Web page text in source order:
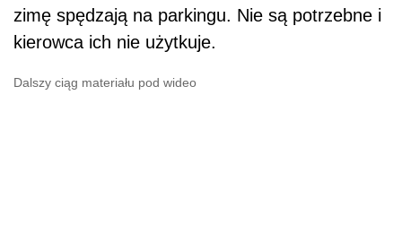
zimę spędzają na parkingu. Nie są potrzebne i
kierowca ich nie użytkuje.
Dalszy ciąg materiału pod wideo